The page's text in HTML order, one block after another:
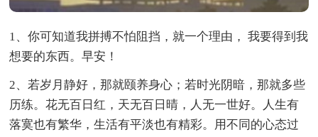
1、你可知道我拼搏不怕阻挡，就一个理由， 我要得到我
想要的东西。早安！
2、若岁月静好，那就颐养身心；若时光阴暗，那就多些
历练。花无百日红，天无百日晴，人无一世好。人生有
落寞也有繁华，生活有平淡也有精彩。用不同的心态过